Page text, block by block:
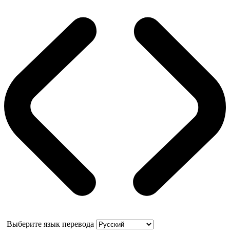
Выберите язык перевода